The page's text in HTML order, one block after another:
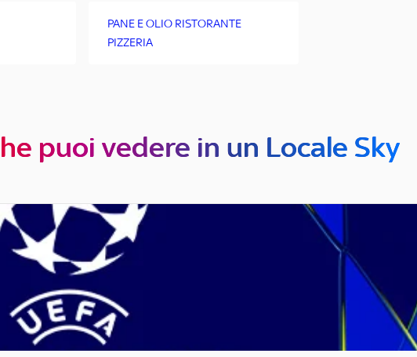
PANE E OLIO RISTORANTE
PIZZERIA
puoi vedere in un Locale Sky